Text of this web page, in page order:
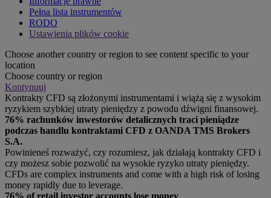
Pełna lista instrumentów
RODO
Ustawienia plików cookie
Choose another country or region to see content specific to your
location
Choose country or region
Kontynuuj
Kontrakty CFD są złożonymi instrumentami i wiążą się z wysokim
ryzykiem szybkiej utraty pieniędzy z powodu dźwigni finansowej.
76% rachunków inwestorów detalicznych traci pieniądze
podczas handlu kontraktami CFD z OANDA TMS Brokers
S.A.
Powinieneś rozważyć, czy rozumiesz, jak działają kontrakty CFD i
czy możesz sobie pozwolić na wysokie ryzyko utraty pieniędzy.
CFDs are complex instruments and come with a high risk of losing
money rapidly due to leverage.